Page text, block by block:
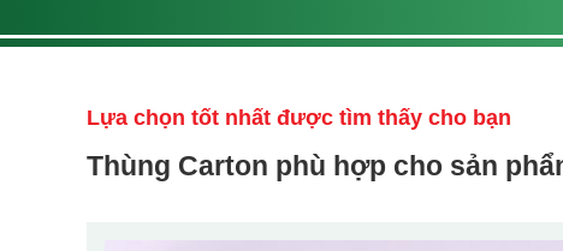
Lựa chọn tốt nhất được tìm thấy cho bạn
Thùng Carton phù hợp cho sản